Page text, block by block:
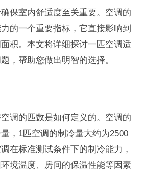
保室内舒适度至关重要。空调的
的一个重要指标，它直接影响到
积。本文将详细探讨一匹空调适
，帮助您做出明智的选择。
调的匹数是如何定义的。空调的
，1匹空调的制冷量大约为2500
在标准测试条件下的制冷能力，
境温度、房间的保温性能等因素